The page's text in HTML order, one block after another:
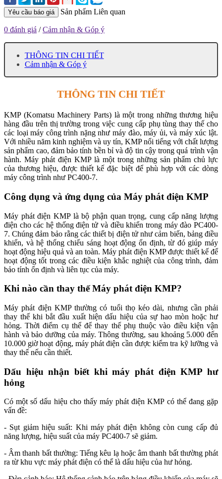
Yêu cầu báo giá Sản phẩm Liên quan
0 đánh giá /Cảm nhận & Góp ý
THÔNG TIN CHI TIẾT
Cảm nhận & Góp ý
THÔNG TIN CHI TIẾT
KMP (Komatsu Machinery Parts) là một trong những thương hiệu
hàng đầu trên thị trường trong việc cung cấp phụ tùng thay thế cho
các loại máy công trình nặng như máy đào, máy ủi, và máy xúc lật.
Với nhiều năm kinh nghiệm và uy tín, KMP nổi tiếng với chất lượng
sản phẩm cao, đảm bảo tính bền bỉ và độ tin cậy trong quá trình vận
hành. Máy phát điện KMP là một trong những sản phẩm chủ lực
của thương hiệu, được thiết kế đặc biệt để phù hợp với các dòng
máy công trình như PC400-7.
Công dụng và ứng dụng của Máy phát điện KMP
Máy phát điện KMP là bộ phận quan trọng, cung cấp năng lượng
điện cho các hệ thống điện tử và điều khiển trong máy đào PC400-
7. Chúng đảm bảo rằng các thiết bị điện tử như cảm biến, bảng điều
khiển, và hệ thống chiếu sáng hoạt động ổn định, từ đó giúp máy
hoạt động hiệu quả và an toàn. Máy phát điện KMP được thiết kế để
hoạt động tốt trong các điều kiện khắc nghiệt của công trình, đảm
bảo tính ổn định và liên tục của máy.
Khi nào cần thay thế Máy phát điện KMP?
Máy phát điện KMP thường có tuổi thọ kéo dài, nhưng cần phải
thay thế khi bắt đầu xuất hiện dấu hiệu của sự hao mòn hoặc hư
hỏng. Thời điểm cụ thể để thay thế phụ thuộc vào điều kiện vận
hành và bảo dưỡng của máy. Thông thường, sau khoảng 5.000 đến
10.000 giờ hoạt động, máy phát điện cần được kiểm tra kỹ lưỡng và
thay thế nếu cần thiết.
Dấu hiệu nhận biết khi máy phát điện KMP hư
hỏng
Có một số dấu hiệu cho thấy máy phát điện KMP có thể đang gặp
vấn đề:
- Sụt giảm hiệu suất: Khi máy phát điện không còn cung cấp đủ
năng lượng, hiệu suất của máy PC400-7 sẽ giảm.
- Âm thanh bất thường: Tiếng kêu lạ hoặc âm thanh bất thường phát
ra từ khu vực máy phát điện có thể là dấu hiệu của hư hỏng.